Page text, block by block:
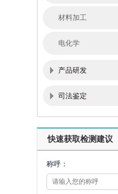
材料加工
电化学
产品研发
司法鉴定
快速获取检测建议
称呼：